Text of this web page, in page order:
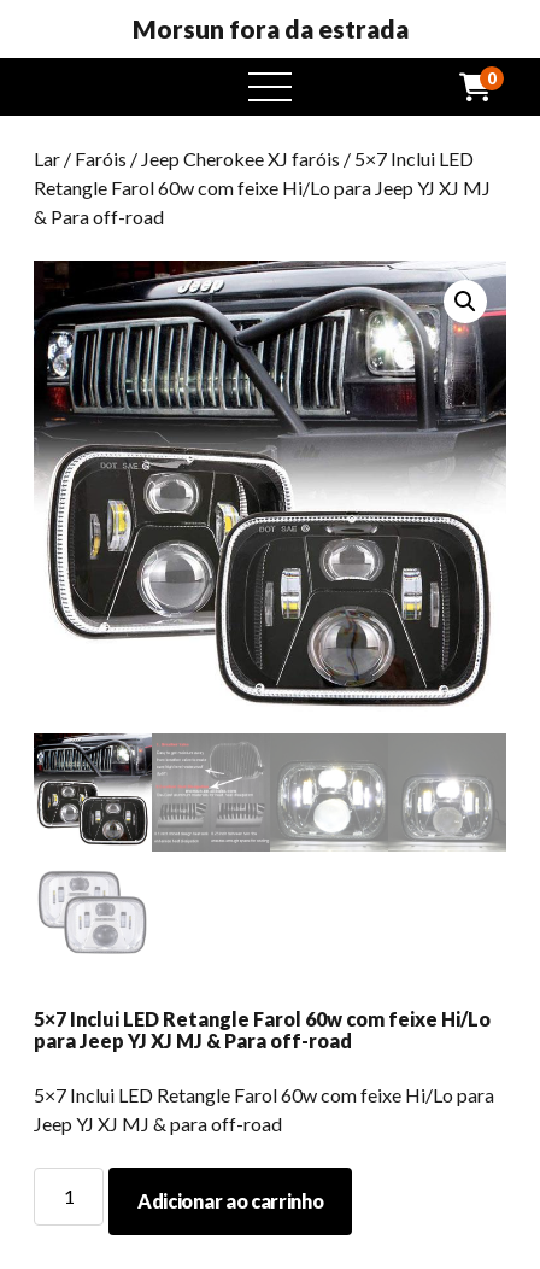
Morsun fora da estrada
Abrir
menu
0
Lar / Faróis / Jeep Cherokee XJ faróis / 5×7 Inclui LED
Retangle Farol 60w com feixe Hi/Lo para Jeep YJ XJ MJ
& Para off-road
5×7 Inclui LED Retangle Farol 60w com feixe Hi/Lo
para Jeep YJ XJ MJ & Para off-road
5×7 Inclui LED Retangle Farol 60w com feixe Hi/Lo para
Jeep YJ XJ MJ & para off-road
polegada
Adicionar ao carrinho